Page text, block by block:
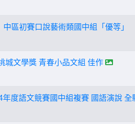
區初賽口說藝術類國中組「優等」
城文學獎 青春小品文組 佳作
度語文競賽國中組複賽 國語演說 全